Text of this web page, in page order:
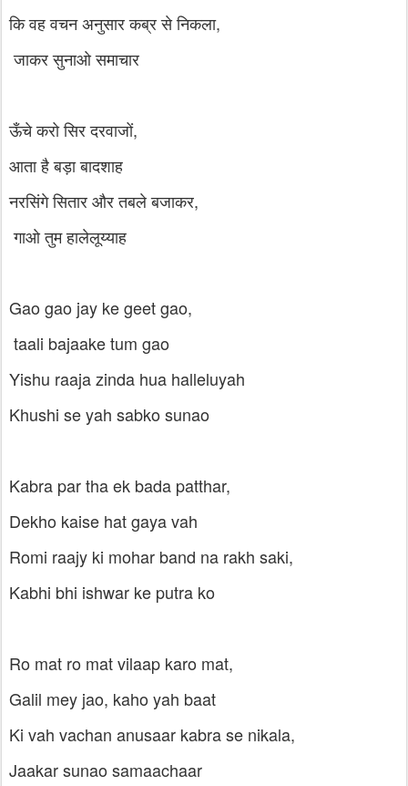
कि वह वचन अनुसार कब्र से निकला,
जाकर सुनाओ समाचार
ऊँचे करो सिर दरवाजों,
आता है बड़ा बादशाह
नरसिंगे सितार और तबले बजाकर,
गाओ तुम हालेलूय्याह
Gao gao jay ke geet gao,
taali bajaake tum gao
Yishu raaja zinda hua halleluyah
Khushi se yah sabko sunao
Kabra par tha ek bada patthar,
Dekho kaise hat gaya vah
Romi raajy ki mohar band na rakh saki,
Kabhi bhi ishwar ke putra ko
Ro mat ro mat vilaap karo mat,
Galil mey jao, kaho yah baat
Ki vah vachan anusaar kabra se nikala,
Jaakar sunao samaachaar